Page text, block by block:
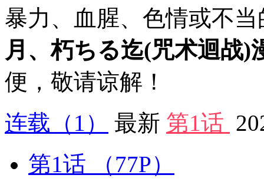
暴力、血腥、色情或不
月、朽ちる迄(咒术迴战)
便，敬请谅解！
连载 （1） 最新 第1话
第1话
（77P）